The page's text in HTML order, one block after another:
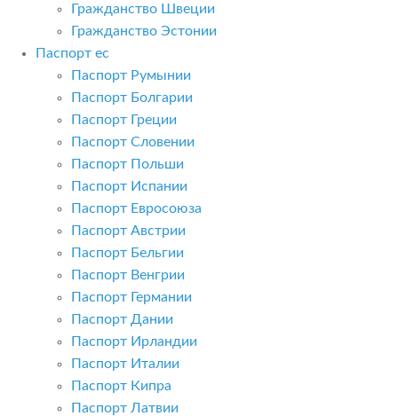
Гражданство Швеции
Гражданство Эстонии
Паспорт ес
Паспорт Румынии
Паспорт Болгарии
Паспорт Греции
Паспорт Словении
Паспорт Польши
Паспорт Испании
Паспорт Евросоюза
Паспорт Австрии
Паспорт Бельгии
Паспорт Венгрии
Паспорт Германии
Паспорт Дании
Паспорт Ирландии
Паспорт Италии
Паспорт Кипра
Паспорт Латвии